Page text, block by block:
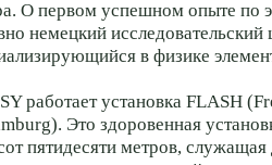
О первом успешном опыте по
немецкий исследовательский
в физике
работает установка FLASH
Это здоровенная
пятидесяти метров,